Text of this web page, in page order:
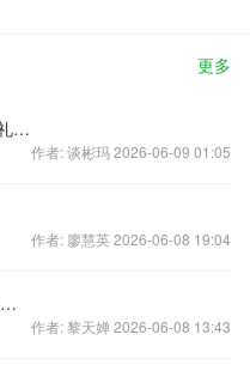
更多
《帝王三国》双线167区开服活动豪礼助战
作者: 谈彬玛 2026-06-09 01:05
作者: 廖慧英 2026-06-08 19:04
PVP重磅出击《魔神英雄传》多人副本家族战来袭
作者: 黎天婵 2026-06-08 13:43